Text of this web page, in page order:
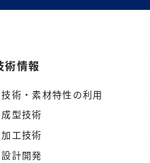
術情報
技術・素材特性の利用
成型技術
加工技術
設計開発